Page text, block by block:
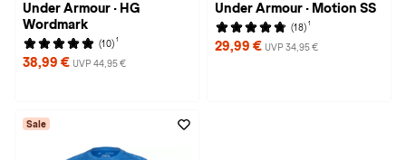
Under Armour · HG
Wordmark
(10) 1
38,99 € UVP 44,95 €
Under Armour · Motion SS
(18) 1
29,99 € UVP 34,95 €
Sale